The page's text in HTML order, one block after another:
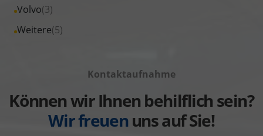
anzeigen
Toyota
anzeigen
Fahrzeuge
Volkswagen
Volvo(3)
Alle
Fahrzeuge
Weitere(5)
Alle
anzeigen
Kontaktaufnahme
Können wir Ihnen behilflich sein?
Wir freuenuns auf Sie!